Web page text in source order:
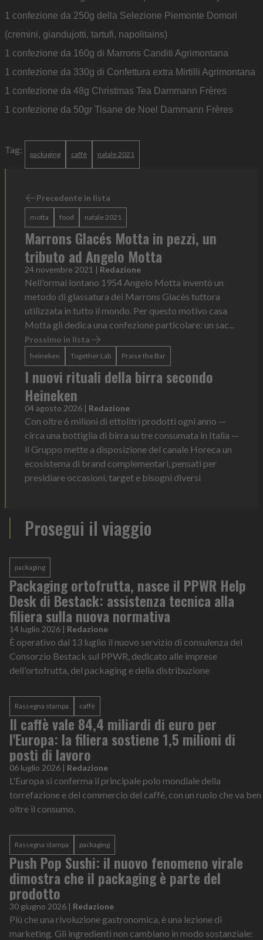
1 confezione da 250g della Selezione Piemonte Domori
(cremini, giandujotti, tartufi, napolitains)
1 confezione da 160g di Marrons Canditi Agrimontana
1 confezione da 330g di Confettura extra Mirtilli Agrimontana
1 confezione da 48g Christmas Tea Dammann Frères
1 confezione da 50gr Tisane de Noel Dammann Frères
Tag: packaging caffè natale 2021
Precedente in lista
motta food natale 2021
Marrons Glacés Motta in pezzi, un
tributo ad Angelo Motta
24 novembre 2021 | Redazione
Nell'ormai lontano 1954 Angelo Motta inventò un
metodo di glassatura dei Marrons Glacès tuttora
utilizzata in tutto il mondo. Per questo motivo casa
Motta gli dedica una confezione particolare: un sac...
Prossimo in lista
heineken Together Lab Praise the Bar
I nuovi rituali della birra secondo
Heineken
04 agosto 2026 | Redazione
Con oltre 6 milioni di ettolitri prodotti ogni anno —
circa una bottiglia di birra su tre consumata in Italia —
il Gruppo mette a disposizione del canale Horeca un
ecosistema di brand complementari, pensati per
presidiare occasioni, target e bisogni diversi
Prosegui il viaggio
packaging
Packaging ortofrutta, nasce il PPWR Help
Desk di Bestack: assistenza tecnica alla
filiera sulla nuova normativa
14 luglio 2026 | Redazione
È operativo dal 13 luglio il nuovo servizio di consulenza del
Consorzio Bestack sul PPWR, dedicato alle imprese
dell'ortofrutta, del packaging e della distribuzione
Rassegna stampa caffè
Il caffè vale 84,4 miliardi di euro per
l'Europa: la filiera sostiene 1,5 milioni di
posti di lavoro
06 luglio 2026 | Redazione
L'Europa si conferma il principale polo mondiale della
torrefazione e del commercio del caffè, con un ruolo che va ben
oltre il consumo.
Rassegna stampa packaging
Push Pop Sushi: il nuovo fenomeno virale
dimostra che il packaging è parte del
prodotto
30 giugno 2026 | Redazione
Più che una rivoluzione gastronomica, è una lezione di
marketing. Gli ingredienti non cambiano in modo sostanziale: